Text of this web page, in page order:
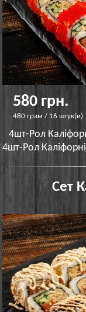
580 грн.
480 грам / 16 штук(и)
4шт-Рол
4шт-Рол
Сет